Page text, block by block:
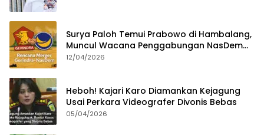
Surya Paloh Temui Prabowo di Hambalang,
Muncul Wacana Penggabungan NasDem
dan Gerindra
12/04/2026
Heboh! Kajari Karo Diamankan Kejagung
Usai Perkara Videografer Divonis Bebas
05/04/2026